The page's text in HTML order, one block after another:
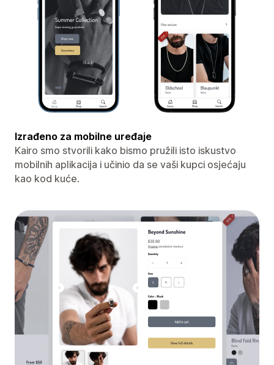
Izrađeno za mobilne uređaje
Kairo smo stvorili kako bismo pružili isto iskustvo
mobilnih aplikacija i učinio da se vaši kupci osjećaju
kao kod kuće.